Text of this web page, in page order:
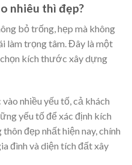
nhiêu thì đẹp?
bỏ trống, hẹp mà không
làm trọng tâm. Đây là một
kích thước xây dựng
nhiều yếu tố, cả khách
yếu tố để xác định kích
đẹp nhất hiện nay, chính
đình và diện tích đất xây